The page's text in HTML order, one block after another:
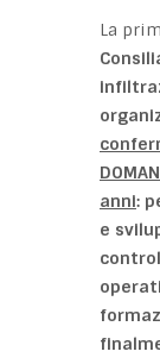
La
anni:
e